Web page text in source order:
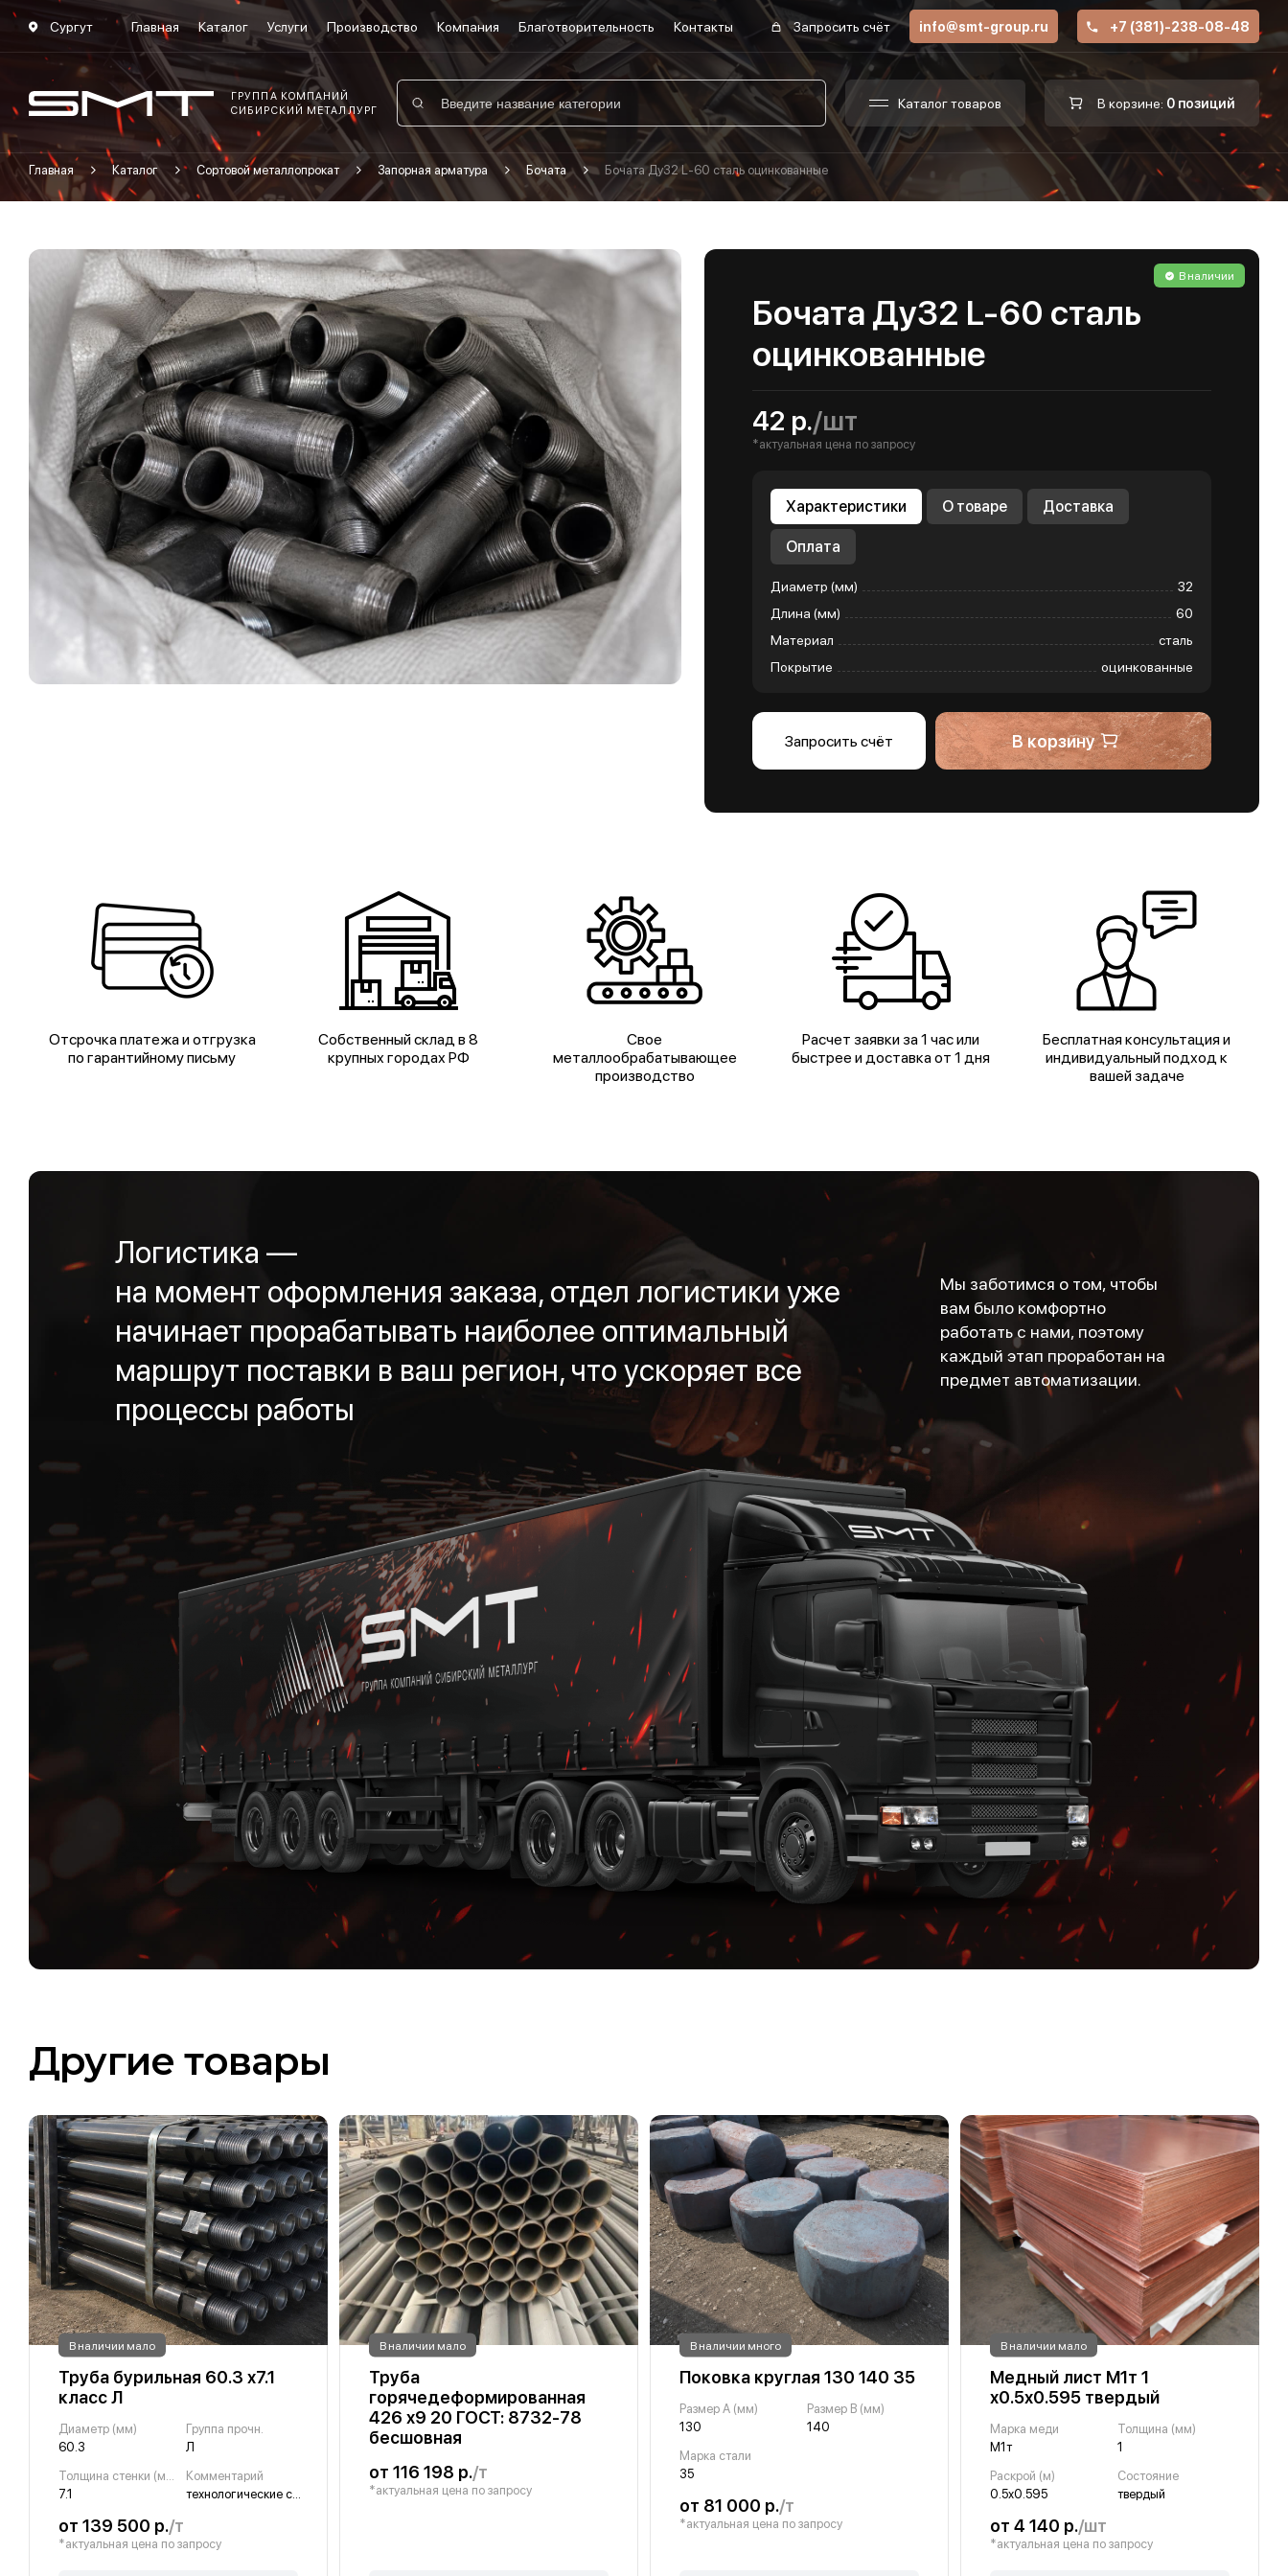
Сургут Главная Каталог Услуги Производство Компания Благотворительность Контакты Запросить счёт info@smt-group.ru +7 (381)-238-08-48
ГРУППА КОМПАНИЙ
СИБИРСКИЙ МЕТАЛЛУРГ
Каталог товаров В корзине: 0 позиций
Главная Каталог Сортовой металлопрокат Запорная арматура Бочата Бочата Ду32 L-60 сталь оцинкованные
В наличии
Бочата Ду32 L-60 сталь
оцинкованные
42 р./шт
*актуальная цена по запросу
Характеристики О товаре Доставка
Оплата
Диаметр (мм)
32
Длина (мм)
60
Материал
сталь
Покрытие
оцинкованные
Запросить счёт В корзину
Отсрочка платежа и отгрузка
по гарантийному письму
Собственный склад в 8
крупных городах РФ
Свое
металлообрабатывающее
производство
Расчет заявки за 1 час или
быстрее и доставка от 1 дня
Бесплатная консультация и
индивидуальный подход к
вашей задаче
Логистика —
на момент оформления заказа, отдел логистики уже
начинает прорабатывать наиболее оптимальный
маршрут поставки в ваш регион, что ускоряет все
процессы работы
Мы заботимся о том, чтобы
вам было комфортно
работать с нами, поэтому
каждый этап проработан на
предмет автоматизации.
Другие товары
В наличии мало
Труба бурильная 60.3 х7.1
класс Л
Диаметр (мм)
60.3
Группа прочн.
Л
Толщина стенки (мм)
7.1
Комментарий
технологические с прив.замками
от 139 500 р./т
*актуальная цена по запросу
В наличии мало
Труба
горячедеформированная
426 х9 20 ГОСТ: 8732-78
бесшовная
от 116 198 р./т
*актуальная цена по запросу
В наличии много
Поковка круглая 130 140 35
Размер A (мм)
130
Размер B (мм)
140
Марка стали
35
от 81 000 р./т
*актуальная цена по запросу
В наличии мало
Медный лист М1т 1
х0.5х0.595 твердый
Марка меди
М1т
Толщина (мм)
1
Раскрой (м)
0.5х0.595
Состояние
твердый
от 4 140 р./шт
*актуальная цена по запросу